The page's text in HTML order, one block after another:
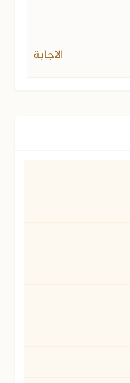
الاجابة